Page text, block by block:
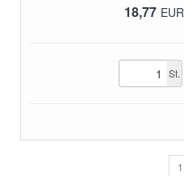
18,77 EUR
St.
1